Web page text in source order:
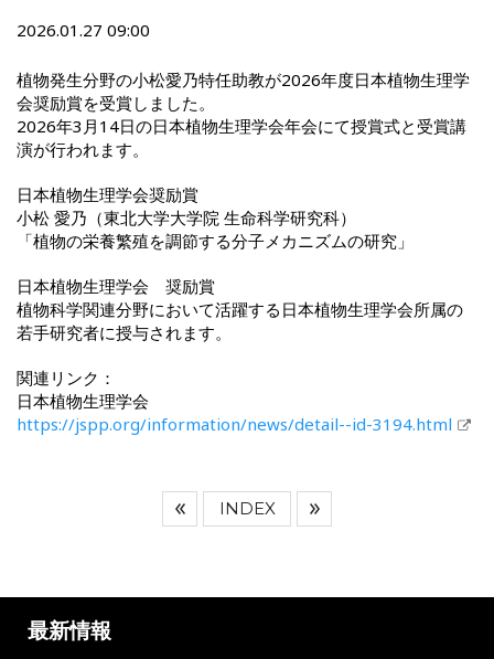
2026.01.27 09:00
植物発生分野の小松愛乃特任助教が2026年度日本植物生理学
会奨励賞を受賞しました。
2026年3月14日の日本植物生理学会年会にて授賞式と受賞講
演が行われます。
日本植物生理学会奨励賞
小松 愛乃（東北大学大学院 生命科学研究科）
「植物の栄養繁殖を調節する分子メカニズムの研究」
日本植物生理学会 奨励賞
植物科学関連分野において活躍する日本植物生理学会所属の
若手研究者に授与されます。
関連リンク：
日本植物生理学会
https://jspp.org/information/news/detail--id-3194.html
INDEX
最新情報